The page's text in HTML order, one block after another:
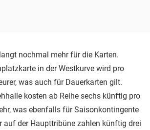
nochmal mehr für die Karten.
in der Westkurve wird pro
was auch für Dauerkarten gilt.
kosten ab Reihe sechs künftig pro
was ebenfalls für Saisonkontingente
auf der Haupttribüne zahlen künftig drei